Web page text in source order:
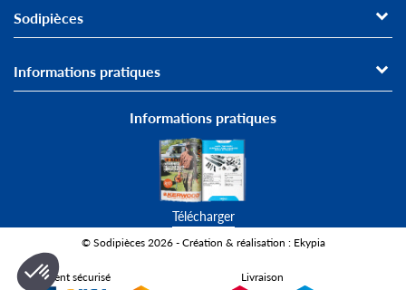
Sodipièces
Informations pratiques
Informations pratiques
Télécharger
© Sodipièces 2026 - Création & réalisation : Ekypia
Paiement sécurisé Livraison